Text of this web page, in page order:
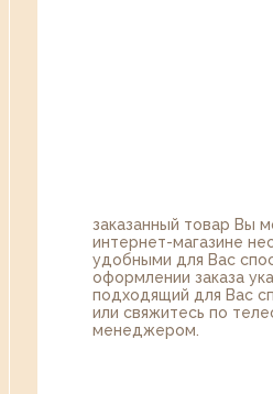
заказанный товар Вы
интернет-магазине
удобными для Вас
оформлении заказа
подходящий для Вас
или свяжитесь по
менеджером.